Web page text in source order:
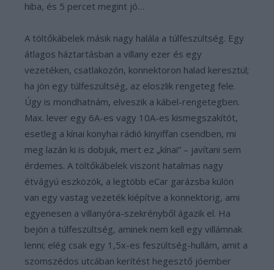
hiba, és 5 percet megint jó…
A töltőkábelek másik nagy halála a túlfeszültség. Egy
átlagos háztartásban a villany ezer és egy
vezetéken, csatlakozón, konnektoron halad keresztül;
ha jön egy túlfeszültség, az eloszlik rengeteg fele.
Úgy is mondhatnám, elveszik a kábel-rengetegben.
Max. lever egy 6A-es vagy 10A-es kismegszakítót,
esetleg a kínai konyhai rádió kinyiffan csendben, mi
meg lazán ki is dobjuk, mert ez „kínai” – javítani sem
érdemes. A töltőkábelek viszont hatalmas nagy
étvágyú eszközök, a legtöbb eCar garázsba külön
van egy vastag vezeték kiépítve a konnektorig, ami
egyenesen a villanyóra-szekrényből ágazik el. Ha
bejön a túlfeszültség, aminek nem kell egy villámnak
lenni; elég csak egy 1,5x-es feszültség-hullám, amit a
szomszédos utcában kerítést hegesztő jóember